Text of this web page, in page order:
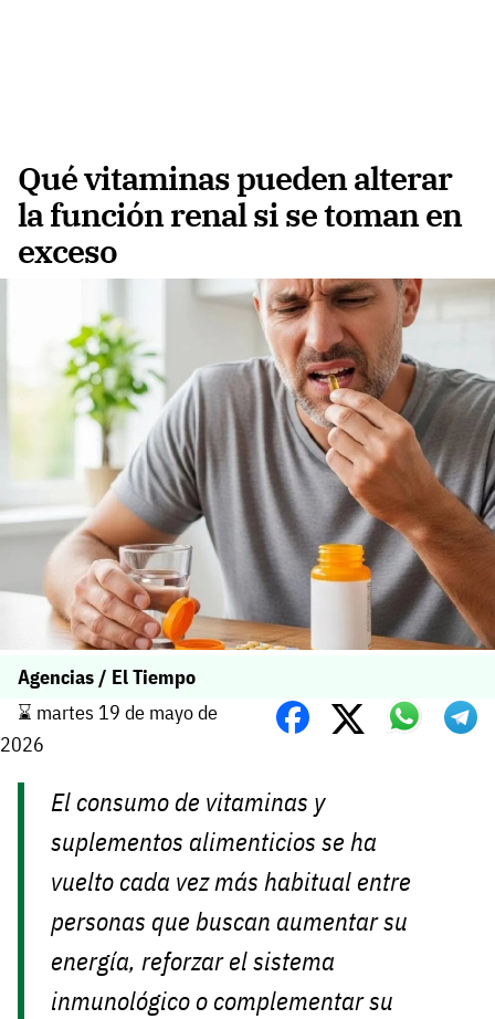
Qué vitaminas pueden alterar
la función renal si se toman en
exceso
Agencias / El Tiempo
⌛️ martes 19 de mayo de
2026
El consumo de vitaminas y
suplementos alimenticios se ha
vuelto cada vez más habitual entre
personas que buscan aumentar su
energía, reforzar el sistema
inmunológico o complementar su